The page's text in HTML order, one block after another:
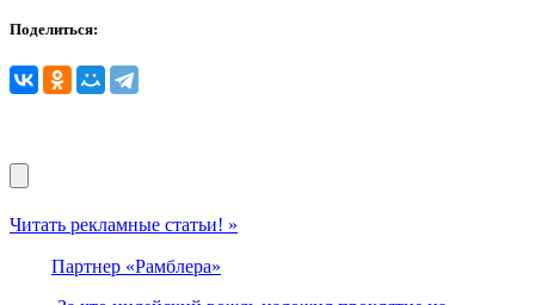
Поделиться:
Читать рекламные статьи! »
Партнер «Рамблера»